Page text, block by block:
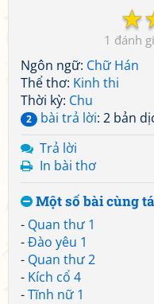
☆
1
Ngôn ngữ: Chữ Hán
Thể thơ: Kinh thi
Thời kỳ: Chu
2 bài trả lời: 2 bản
Trả lời
In bài thơ
Một số bài cùng
- Quan thư 1
-Đào yêu 1
- Quan thư 2
- Kích cổ 4
-Tĩnh nữ 1